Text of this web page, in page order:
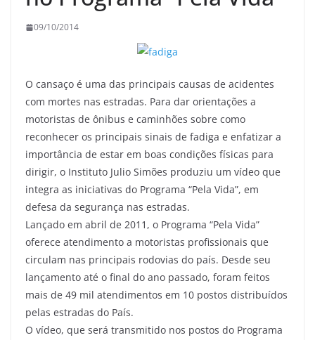
09/10/2014
O cansaço é uma das principais causas de acidentes
com mortes nas estradas. Para dar orientações a
motoristas de ônibus e caminhões sobre como
reconhecer os principais sinais de fadiga e enfatizar a
importância de estar em boas condições físicas para
dirigir, o Instituto Julio Simões produziu um vídeo que
integra as iniciativas do Programa “Pela Vida”, em
defesa da segurança nas estradas.
Lançado em abril de 2011, o Programa “Pela Vida”
oferece atendimento a motoristas profissionais que
circulam nas principais rodovias do país. Desde seu
lançamento até o final do ano passado, foram feitos
mais de 49 mil atendimentos em 10 postos distribuídos
pelas estradas do País.
O vídeo, que será transmitido nos postos do Programa